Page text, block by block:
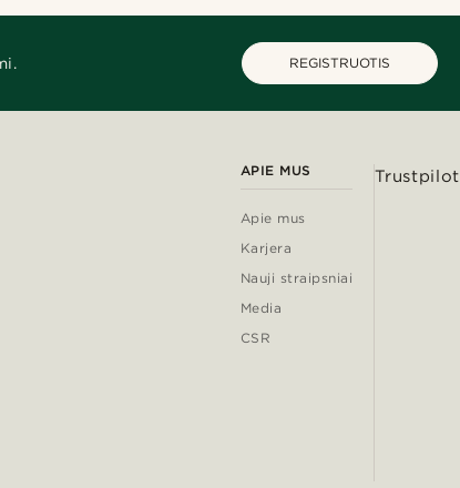
REGISTRUOTIS
APIE MUS
Apie mus
Karjera
Nauji straipsniai
Media
CSR
Trustpilot